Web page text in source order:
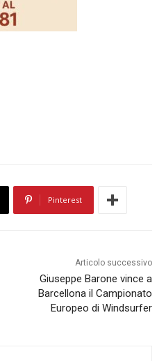
Pinterest
Articolo successivo
Giuseppe Barone vince a
Barcellona il Campionato
Europeo di Windsurfer